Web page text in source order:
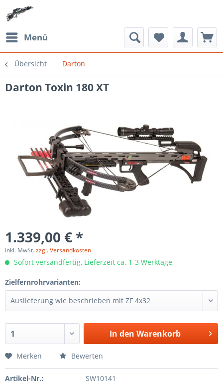
Menü
Übersicht Darton
Darton Toxin 180 XT
1.339,00 € *
inkl. MwSt.zzgl. Versandkosten
Sofort versandfertig, Lieferzeit ca. 1-3 Werktage
Zielfernrohrvarianten:
In den Warenkorb
Merken Bewerten
Artikel-Nr.:
SW10141